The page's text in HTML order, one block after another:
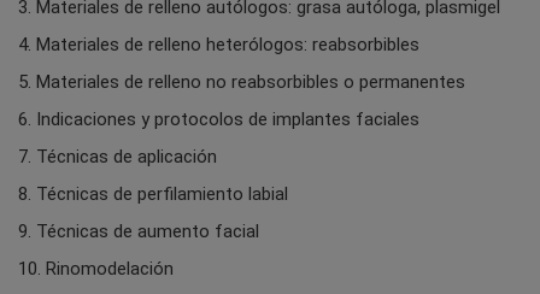
3. Materiales de relleno autólogos: grasa autóloga, plasmigel
4. Materiales de relleno heterólogos: reabsorbibles
5. Materiales de relleno no reabsorbibles o permanentes
6. Indicaciones y protocolos de implantes faciales
7. Técnicas de aplicación
8. Técnicas de perfilamiento labial
9. Técnicas de aumento facial
10. Rinomodelación